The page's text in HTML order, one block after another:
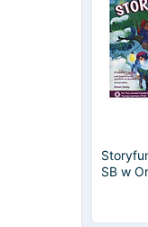
SB w